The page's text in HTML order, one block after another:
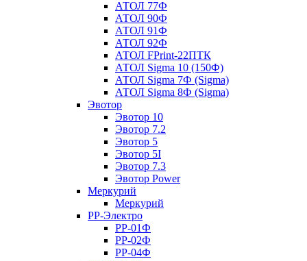
АТОЛ 77Ф
АТОЛ 90Ф
АТОЛ 91Ф
АТОЛ 92Ф
АТОЛ FPrint-22ПТК
АТОЛ Sigma 10 (150Ф)
АТОЛ Sigma 7Ф (Sigma)
АТОЛ Sigma 8Ф (Sigma)
Эвотор
Эвотор 10
Эвотор 7.2
Эвотор 5
Эвотор 5I
Эвотор 7.3
Эвотор Power
Меркурий
Меркурий
РР-Электро
РР-01Ф
РР-02Ф
РР-04Ф